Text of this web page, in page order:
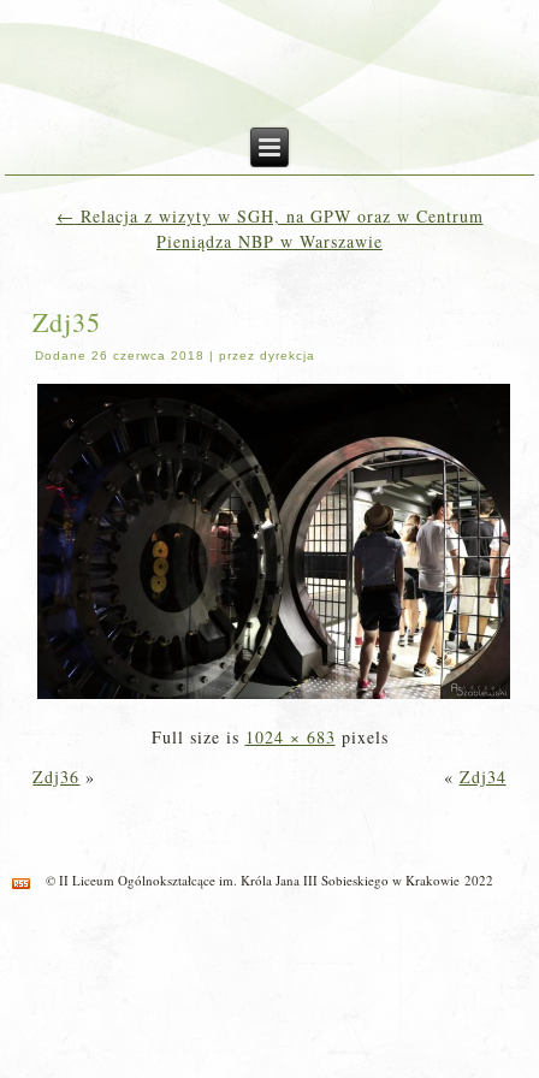
← Relacja z wizyty w SGH, na GPW oraz w Centrum
Pieniądza NBP w Warszawie
Zdj35
Dodane 26 czerwca 2018 |przez dyrekcja
Full size is 1024 × 683 pixels
Zdj36 » « Zdj34
© II Liceum Ogólnokształcące im. Króla Jana III Sobieskiego w Krakowie 2022